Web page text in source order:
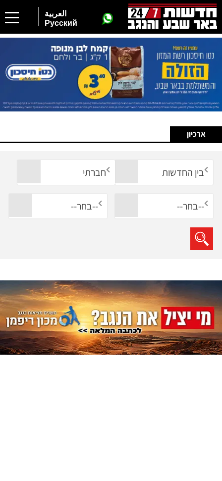
العربية
Русский
ארכיון
בין החדשות חברתי
--בחר-- --בחר--